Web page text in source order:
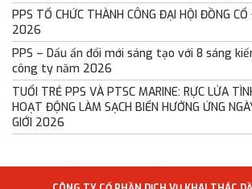
PPS TỔ CHỨC THÀNH CÔNG ĐẠI HỘI ĐỒNG
2026
PPS – Dấu ấn đổi mới sáng tạo với 8 sáng
công ty năm 2026
TUỔI TRẺ PPS VÀ PTSC MARINE: RỰC LỬA
HOẠT ĐỘNG LÀM SẠCH BIỂN HƯỞNG ỨNG
GIỚI 2026